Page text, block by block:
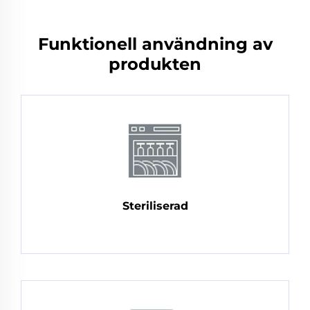
Funktionell användning av
produkten
Steriliserad